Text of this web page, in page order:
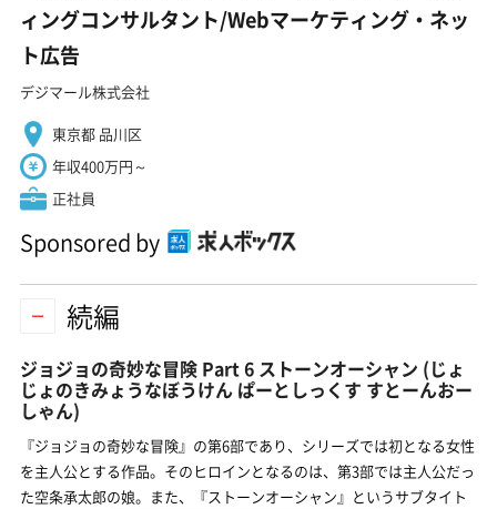
ィングコンサルタント/Webマーケティング・ネッ
ト広告
デジマール株式会社
東京都 品川区
年収400万円～
正社員
Sponsored by
続編
ジョジョの奇妙な冒険 Part 6 ストーンオーシャン (じょ
じょのきみょうなぼうけん ぱーとしっくす すとーんおー
しゃん)
『ジョジョの奇妙な冒険』の第6部であり、シリーズでは初となる女性
を主人公とする作品。そのヒロインとなるのは、第3部では主人公だっ
た空条承太郎の娘。また、『ストーンオーシャン』というサブタイト